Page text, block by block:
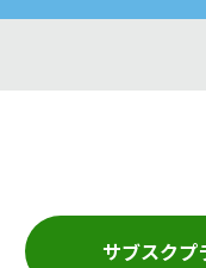
サブスクプ